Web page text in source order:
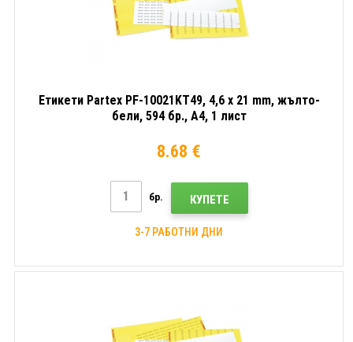
Етикети Partex PF-10021KT49, 4,6 x 21 mm, жълто-
бели, 594 бр., A4, 1 лист
8.68 €
бр. КУПЕТЕ
3-7 РАБОТНИ ДНИ